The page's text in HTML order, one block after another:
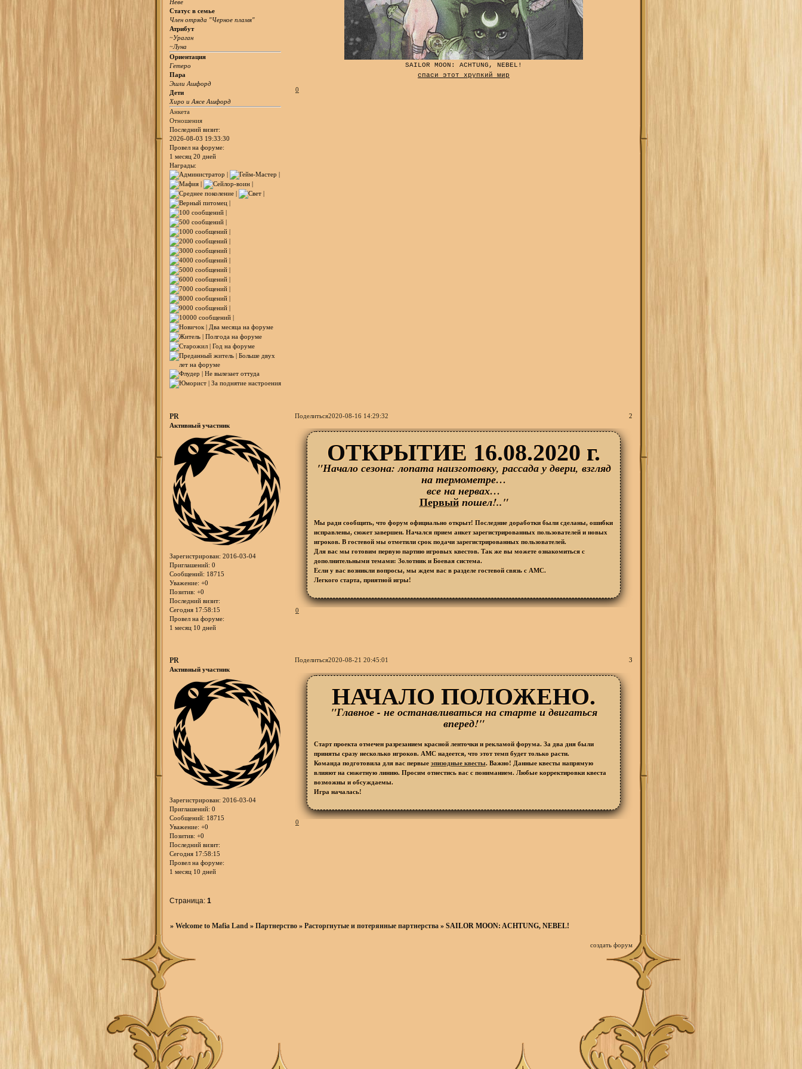
Неве
Статус в семье
Член отряда "Черное пламя"
Атрибут
~Ураган
~Луна
Ориентация
Гетеро
Пара
Эшли Ашфорд
Дети
Хиро и Аясе Ашфорд
Анкета
Отношения
Последний визит:
2026-08-03 19:33:30
Провел на форуме:
1 месяц 20 дней
Награды:
SAILOR MOON: ACHTUNG, NEBEL!
спаси этот хрупкий мир
0
Поделиться 2
2020-08-16 14:29:32
PR
Активный участник
Зарегистрирован: 2016-03-04
Приглашений: 0
Сообщений: 18715
Уважение: +0
Позитив: +0
Последний визит:
Сегодня 17:58:15
Провел на форуме:
1 месяц 10 дней
ОТКРЫТИЕ 16.08.2020 г.
"Начало сезона: лопата наизготовку, рассада у двери, взгляд
на термометре…
все на нервах…
Первыйпошел!.."
Мы ради сообщить, что форум официально открыт! Последние доработки были сделаны, ошибки
исправлены, сюжет завершен. Начался прием анкет зарегистрированных пользователей и новых
игроков. В гостевой мы отметили срок подачи зарегистрированных пользователей.
Для вас мы готовим первую партию игровых квестов. Так же вы можете ознакомиться с
дополнительными темами: Золотник и Боевая система.
Если у вас возникли вопросы, мы ждем вас в разделе гостевой связь с АМС.
Легкого старта, приятной игры!
0
Поделиться 3
2020-08-21 20:45:01
PR
Активный участник
Зарегистрирован: 2016-03-04
Приглашений: 0
Сообщений: 18715
Уважение: +0
Позитив: +0
Последний визит:
Сегодня 17:58:15
Провел на форуме:
1 месяц 10 дней
НАЧАЛО ПОЛОЖЕНО.
"Главное - не останавливаться на старте и двигаться
вперед!"
Старт проекта отмечен разрезанием красной ленточки и рекламой форума. За два дня были
приняты сразу несколько игроков. АМС надеется, что этот темп будет только расти.
Команда подготовила для вас первые эпизодные квесты. Важно! Данные квесты напрямую
влияют на сюжетную линию. Просим отнестись вас с пониманием. Любые корректировки квеста
возможны и обсуждаемы.
Игра началась!
0
Страница:1
»Welcome to Mafia Land »Партнерство »Расторгнутые и потерянные партнерства »SAILOR MOON: ACHTUNG, NEBEL!
создать форум